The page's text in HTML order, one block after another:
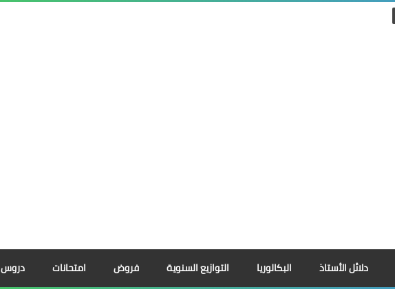
دلائل الأستاذ البكالوريا التوازيع السنوية فروض امتحانات دروس